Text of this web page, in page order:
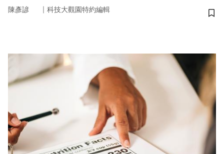
陳彥諺 ｜ 科技大觀園特約編輯
儲